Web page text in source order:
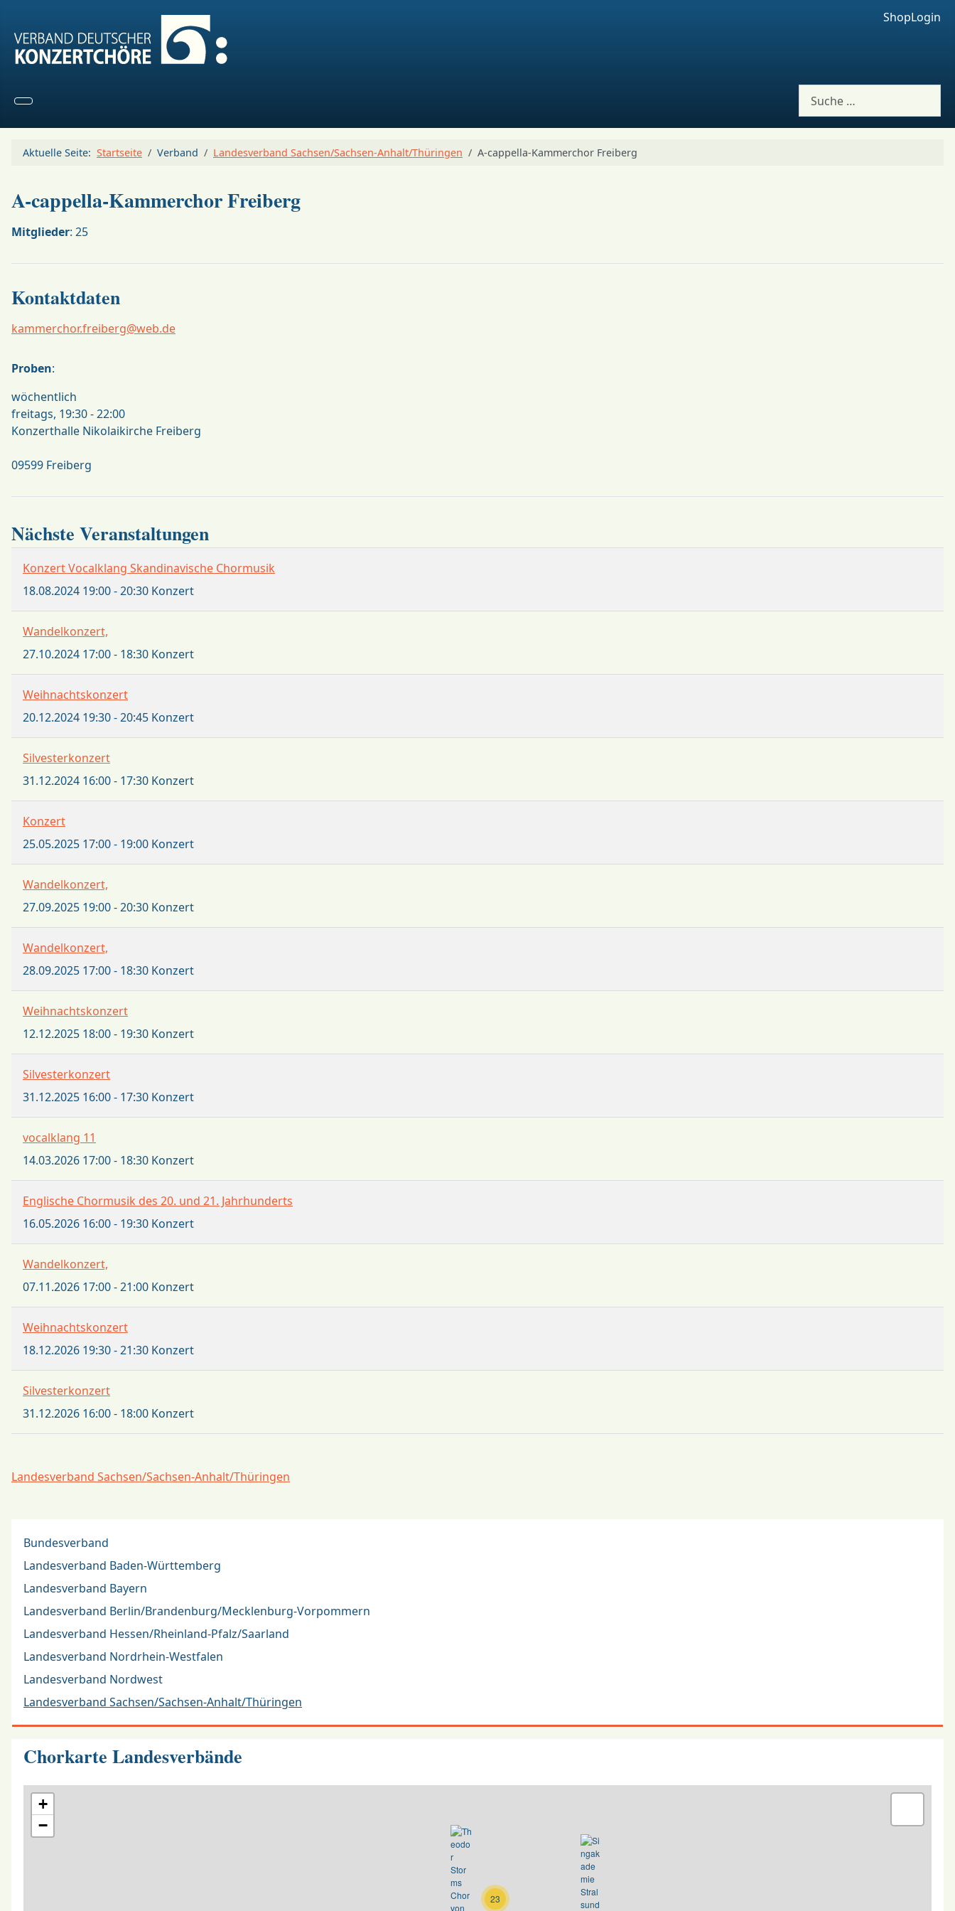
ShopLogin
Aktuelle Seite: Startseite Verband Landesverband Sachsen/Sachsen-Anhalt/Thüringen A-cappella-Kammerchor Freiberg
A-cappella-Kammerchor Freiberg
Mitglieder: 25
Kontaktdaten
kammerchor.freiberg@web.de
Proben:
wöchentlich
freitags, 19:30 - 22:00
Konzerthalle Nikolaikirche Freiberg
09599 Freiberg
Nächste Veranstaltungen
Konzert Vocalklang Skandinavische Chormusik
18.08.2024 19:00-20:30 Konzert
Wandelkonzert,
27.10.2024 17:00- 18:30 Konzert
Weihnachtskonzert
20.12.2024 19:30-20:45 Konzert
Silvesterkonzert
31.12.2024 16:00- 17:30 Konzert
Konzert
25.05.2025 17:00- 19:00 Konzert
Wandelkonzert,
27.09.2025 19:00-20:30 Konzert
Wandelkonzert,
28.09.2025 17:00- 18:30 Konzert
Weihnachtskonzert
12.12.2025 18:00- 19:30 Konzert
Silvesterkonzert
31.12.2025 16:00- 17:30 Konzert
vocalklang 11
14.03.2026 17:00- 18:30 Konzert
Englische Chormusik des 20. und 21. Jahrhunderts
16.05.2026 16:00- 19:30 Konzert
Wandelkonzert,
07.11.2026 17:00-21:00 Konzert
Weihnachtskonzert
18.12.2026 19:30-21:30 Konzert
Silvesterkonzert
31.12.2026 16:00- 18:00 Konzert
Landesverband Sachsen/Sachsen-Anhalt/Thüringen
Bundesverband
Landesverband Baden-Württemberg
Landesverband Bayern
Landesverband Berlin/Brandenburg/Mecklenburg-Vorpommern
Landesverband Hessen/Rheinland-Pfalz/Saarland
Landesverband Nordrhein-Westfalen
Landesverband Nordwest
Landesverband Sachsen/Sachsen-Anhalt/Thüringen
Chorkarte Landesverbände
23
+
−